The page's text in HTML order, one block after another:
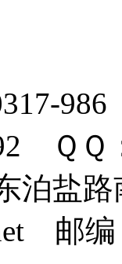
ＱＱ
泊盐
邮编